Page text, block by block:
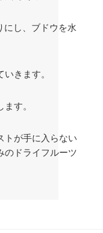
にし、ブドウを水
きます。
す。
トが手に入らない
のドライフルーツ